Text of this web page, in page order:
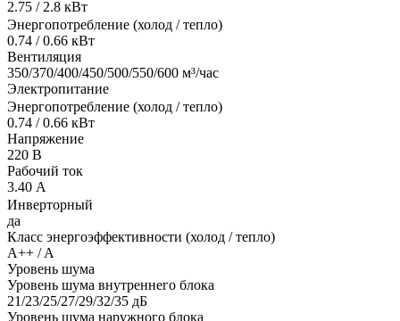
2.75 / 2.8 кВт
Энергопотребление (холод / тепло)
0.74 / 0.66 кВт
Вентиляция
350/370/400/450/500/550/600 м³/час
Электропитание
Энергопотребление (холод / тепло)
0.74 / 0.66 кВт
Напряжение
220 В
Рабочий ток
3.40 А
Инверторный
да
Класс энергоэффективности (холод / тепло)
A++ / A
Уровень шума
Уровень шума внутреннего блока
21/23/25/27/29/32/35 дБ
Уровень шума наружного блока